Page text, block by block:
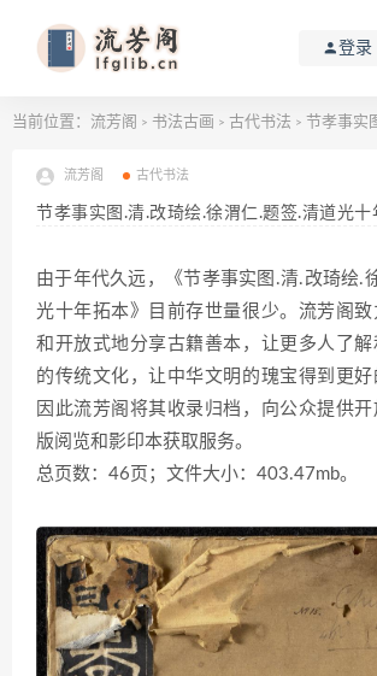
登录
当前位置： 流芳阁 > 书法古画 > 古代书法 > 节孝事实图.清.改琦
流芳阁 古代书法
节孝事实图.清.改琦绘.徐渭仁.题签.清道光十
由于年代久远，《节孝事实图.清.改琦绘.
光十年拓本》目前存世量很少。流芳阁
和开放式地分享古籍善本，让更多人了
的传统文化，让中华文明的瑰宝得到更好
因此流芳阁将其收录归档，向公众提供
版阅览和影印本获取服务。
总页数：46页；文件大小：403.47mb。